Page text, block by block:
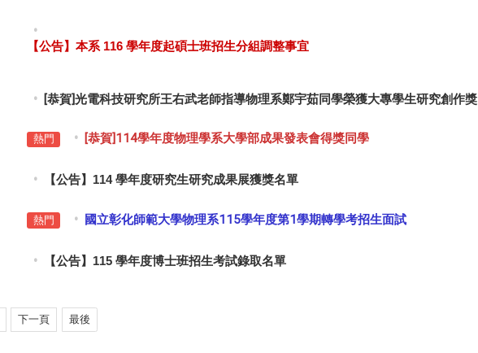
【公告】本系116 學年度起碩士班招生分組調整事宜
[恭賀]光電科技研究所王右武老師指導物理系鄭宇茹同學榮獲大專學生研究創作獎
熱門 [恭賀]114學年度物理學系大學部成果發表會得獎同學
【公告】114 學年度研究生研究成果展獲獎名單
熱門 國立彰化師範大學物理系115學年度第1學期轉學考招生面試
【公告】115 學年度博士班招生考試錄取名單
下一頁 最後